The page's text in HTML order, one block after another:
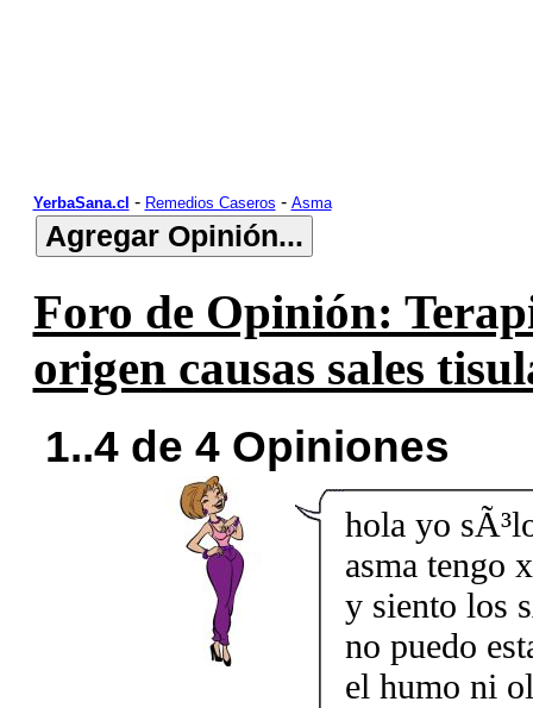
YerbaSana.cl - Remedios Caseros - Asma
Foro de Opinión:
origen causas sales
1..4 de 4 Opiniones
hola yo
asma tengo
y siento los
no puedo
el humo ni